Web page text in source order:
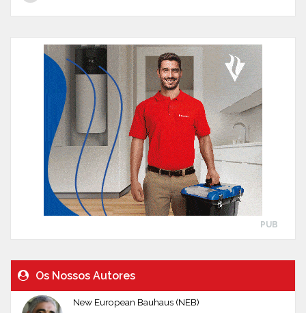
PUB
Os Nossos Autores
New European Bauhaus (NEB)